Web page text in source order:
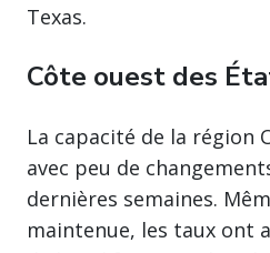
Texas.
Côte ouest des
La capacité de la région
avec peu de
dernières semaines.
maintenue, les taux ont